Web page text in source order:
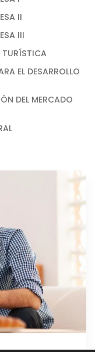
II
III
TURÍSTICA
EL DESARROLLO
DEL MERCADO